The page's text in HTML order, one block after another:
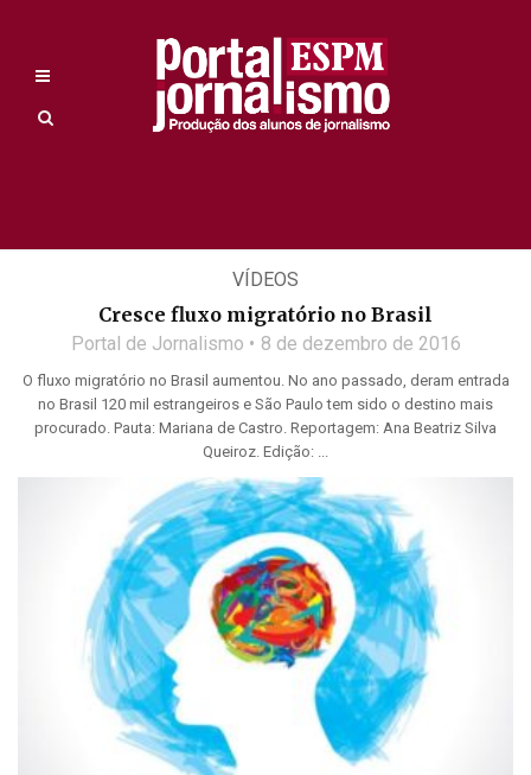
VÍDEOS
Cresce fluxo migratório no Brasil
Portal de Jornalismo 8 de dezembro de 2016
O fluxo migratório no Brasil aumentou. No ano passado, deram entrada
no Brasil 120 mil estrangeiros e São Paulo tem sido o destino mais
procurado. Pauta: Mariana de Castro. Reportagem: Ana Beatriz Silva
Queiroz. Edição: ...